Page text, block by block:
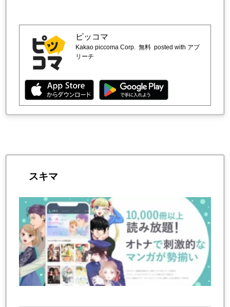
ピッコマ
Kakao piccoma Corp. 無料 posted with アプ
リーチ
スキマ